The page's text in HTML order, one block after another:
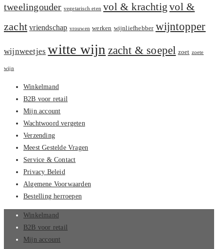
tweelingouder vegetarisch eten vol & krachtig vol &
zacht vriendschap vrouwen werken wijnliefhebber wijntopper
wijnweetjes witte wijn zacht & soepel zoet zoete
wijn
Winkelmand
B2B voor retail
Mijn account
Wachtwoord vergeten
Verzending
Meest Gestelde Vragen
Service & Contact
Privacy Beleid
Algemene Voorwaarden
Bestelling herroepen
Winkelmand
B2B voor retail
Mijn account